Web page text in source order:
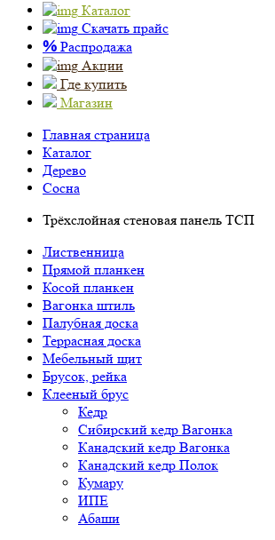
Каталог
Скачать прайс
% Распродажа
Акции
Где купить
Магазин
Главная страница
Каталог
Дерево
Сосна
Трёхслойная стеновая панель ТСП
Лиственница
Прямой планкен
Косой планкен
Вагонка штиль
Палубная доска
Террасная доска
Мебельный щит
Брусок, рейка
Клееный брус
Кедр
Сибирский кедр Вагонка
Канадский кедр Вагонка
Канадский кедр Полок
Кумару
ИПЕ
Абаши